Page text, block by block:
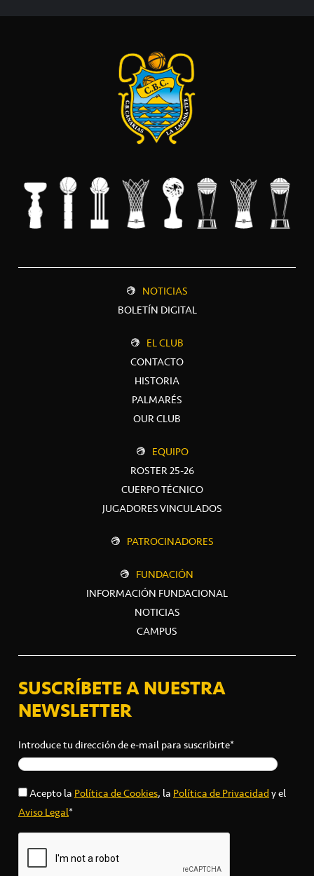
NOTICIAS
BOLETÍN DIGITAL
EL CLUB
CONTACTO
HISTORIA
PALMARÉS
OUR CLUB
EQUIPO
ROSTER 25-26
CUERPO TÉCNICO
JUGADORES VINCULADOS
PATROCINADORES
FUNDACIÓN
INFORMACIÓN FUNDACIONAL
NOTICIAS
CAMPUS
SUSCRÍBETE A NUESTRA
NEWSLETTER
Introduce tu dirección de e-mail para suscribirte*
Acepto laPolítica de Cookies, laPolítica de Privacidady el
Aviso Legal*